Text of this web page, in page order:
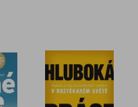
stane mrcha z pekel
větami, o kterých
se zdánlivě nic